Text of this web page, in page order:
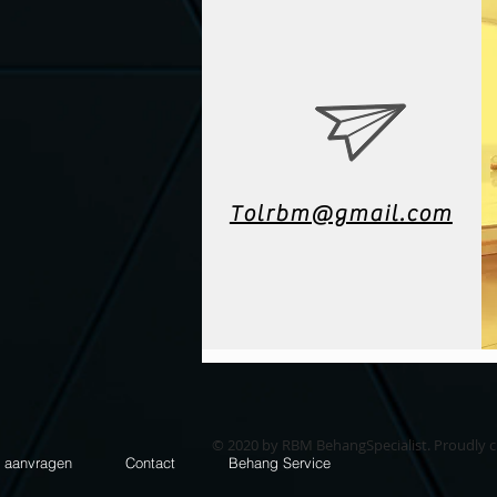
Tolrbm@gmail.com
© 2020 by RBM BehangSpecialist. Proudly
aanvragen Contact Behang Service